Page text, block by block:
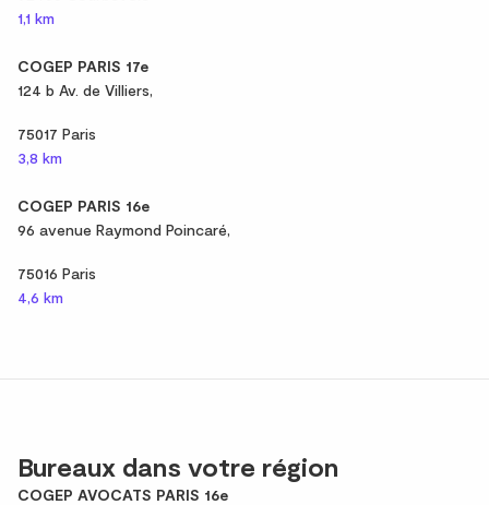
1,1 km
COGEP PARIS 17e
124 b Av. de Villiers,
75017 Paris
3,8 km
COGEP PARIS 16e
96 avenue Raymond Poincaré,
75016 Paris
4,6 km
Bureaux dans votre région
COGEP AVOCATS PARIS 16e